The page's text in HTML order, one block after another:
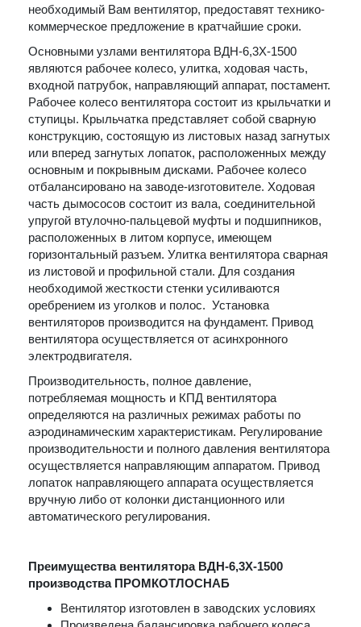
необходимый Вам вентилятор, предоставят технико-
коммерческое предложение в кратчайшие сроки.
Основными узлами вентилятора ВДН-6,3Х-1500
являются рабочее колесо, улитка, ходовая часть,
входной патрубок, направляющий аппарат, постамент.
Рабочее колесо вентилятора состоит из крыльчатки и
ступицы. Крыльчатка представляет собой сварную
конструкцию, состоящую из листовых назад загнутых
или вперед загнутых лопаток, расположенных между
основным и покрывным дисками. Рабочее колесо
отбалансировано на заводе-изготовителе. Ходовая
часть дымососов состоит из вала, соединительной
упругой втулочно-пальцевой муфты и подшипников,
расположенных в литом корпусе, имеющем
горизонтальный разъем. Улитка вентилятора сварная
из листовой и профильной стали. Для создания
необходимой жесткости стенки усиливаются
оребрением из уголков и полос. Установка
вентиляторов производится на фундамент. Привод
вентилятора осуществляется от асинхронного
электродвигателя.
Производительность, полное давление,
потребляемая мощность и КПД вентилятора
определяются на различных режимах работы по
аэродинамическим характеристикам. Регулирование
производительности и полного давления вентилятора
осуществляется направляющим аппаратом. Привод
лопаток направляющего аппарата осуществляется
вручную либо от колонки дистанционного или
автоматического регулирования.
Преимущества вентилятора ВДН-6,3Х-1500
производства ПРОМКОТЛОСНАБ
Вентилятор изготовлен в заводских условиях